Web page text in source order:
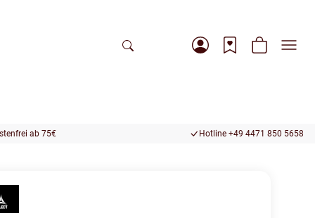
ab 75€ Hotline +49 4471 850 5658